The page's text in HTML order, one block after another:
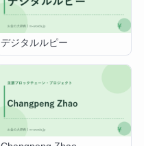
デジタルルピー